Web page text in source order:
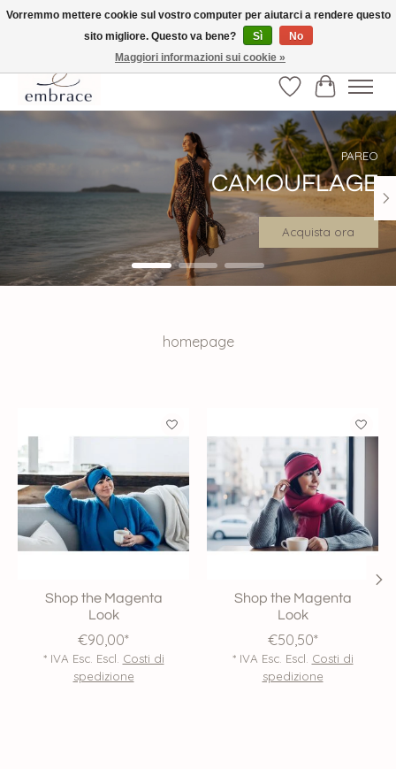
√ Versandkostenfrei ab € 40-, √ Made with Love and Happiness √Exklusiv und
nur hier im Onlineshop √high-quality & long-lasting fashion
Lista deiCarrello
Hero slideshow items
PAREO
CAMOUFLAGE
Acquista ora
homepage
Product carousel items
Shop the Magenta
Look
€90,00*
* IVA Esc. Escl. Costi di
spedizione
Shop the Magenta
Look
€50,50*
* IVA Esc. Escl. Costi di
spedizione
Vorremmo mettere cookie sul vostro computer per aiutarci a rendere questo
sito migliore. Questo va bene?
Sì
No
Maggiori informazioni sui cookie »